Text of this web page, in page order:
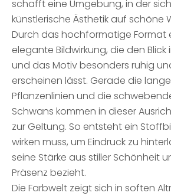
schafft eine Umgebung, in der
künstlerische Ästhetik auf schöne
Durch das hochformatige Format
elegante Bildwirkung, die den
und das Motiv besonders ruhig
erscheinen lässt. Gerade die
Pflanzenlinien und die
Schwans kommen in dieser
zur Geltung. So entsteht ein
wirken muss, um Eindruck zu
seine Stärke aus stiller Schönheit
Präsenz bezieht.
Die Farbwelt zeigt sich in soften